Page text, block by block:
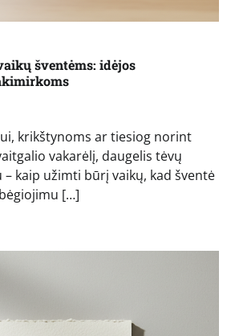
šventėms: idėjos
krikštynoms ar tiesiog norint
vakarėlį, daugelis tėvų
kaip užimti būrį vaikų, kad šventė
[…]